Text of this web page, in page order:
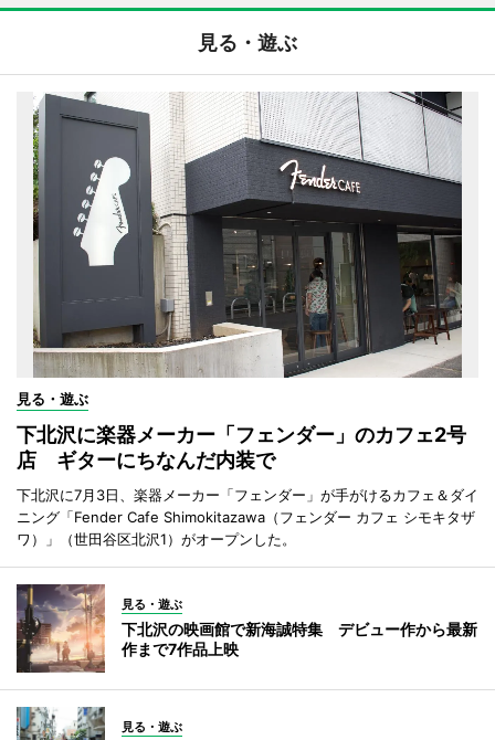
見る・遊ぶ
見る・遊ぶ
下北沢に楽器メーカー「フェンダー」のカフェ2号
店 ギターにちなんだ内装で
下北沢に7月3日、楽器メーカー「フェンダー」が手がけるカフェ＆ダイ
ニング「Fender Cafe Shimokitazawa（フェンダー カフェ シモキタザ
ワ）」（世田谷区北沢1）がオープンした。
見る・遊ぶ
下北沢の映画館で新海誠特集 デビュー作から最新
作まで7作品上映
見る・遊ぶ